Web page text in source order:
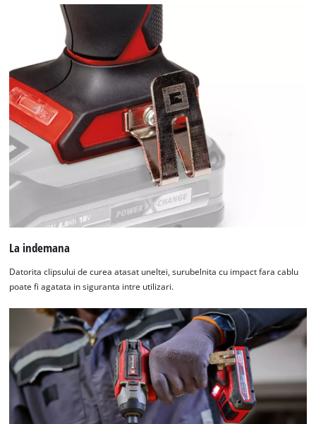
La indemana
Datorita clipsului de curea atasat uneltei, surubelnita cu impact fara cablu
poate fi agatata in siguranta intre utilizari.